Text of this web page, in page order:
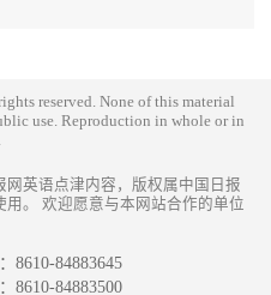
reserved. None of this material
use. Reproduction in whole or in
英语点津内容，版权属中国日报
。 欢迎愿意与本网站合作的单位
8610-84883645
8610-84883500